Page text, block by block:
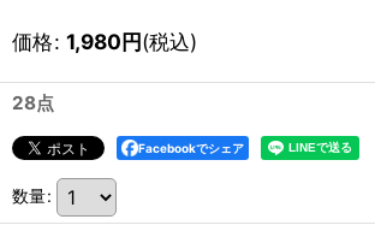
価格: 1,980円(税込)
28点
Facebookでシェア
数量: